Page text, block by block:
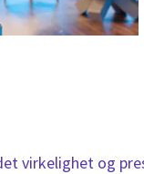
virkelighet og